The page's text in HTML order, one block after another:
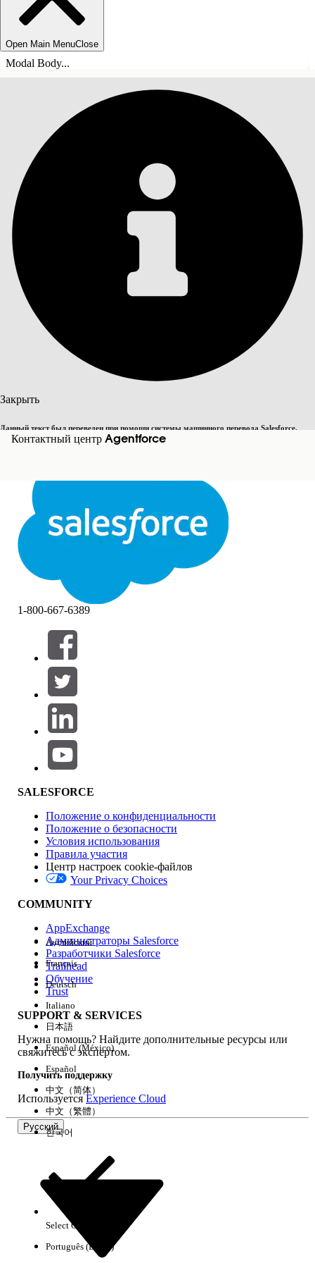
Open Main MenuClose
Modal Body...
Закрыть
Данный текст был переведен при помощи системы машинного перевода Salesforce.
Дополнительные сведения см.здесь.
Переключить на английский
Закрыть
Контактный центр Agentforce
СОДЕРЖАНИЕ
Фильтры (0)
ВЫБРАТЬ ФИЛЬТРЫ
Область продуктов
Влияние на функции
Версия
Возможности
Очистить все Готово
Результаты отсутствуют
1-800-667-6389
SALESFORCE
Положение о конфиденциальности
Положение о безопасности
Условия использования
Правила участия
Центр настроек cookie-файлов
Your Privacy Choices
COMMUNITY
AppExchange
Администраторы Salesforce
Разработчики Salesforce
Trailhead
Обучение
Trust
SUPPORT & SERVICES
Нужна помощь? Найдите дополнительные ресурсы или
свяжитесь с экспертом.
Получить поддержку
ИспользуетсяExperience Cloud
Русский
Английский
Français
Deutsch
Italiano
日本語
Español (México)
Español
中文（简体）
中文（繁體）
한국어
Select Org
Português (Brasil)